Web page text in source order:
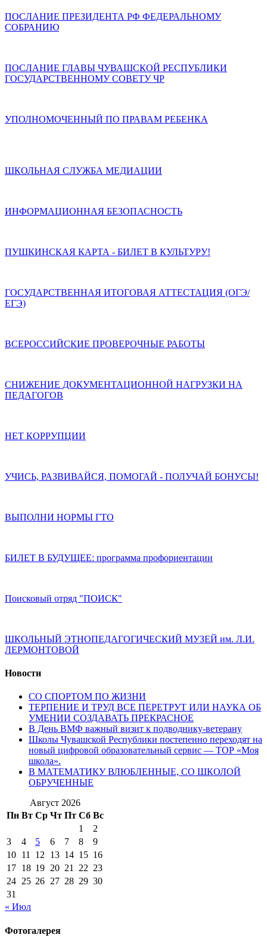
ПОСЛАНИЕ ПРЕЗИДЕНТА РФ ФЕДЕРАЛЬНОМУ
СОБРАНИЮ
ПОСЛАНИЕ ГЛАВЫ ЧУВАШСКОЙ РЕСПУБЛИКИ
ГОСУДАРСТВЕННОМУ СОВЕТУ ЧР
УПОЛНОМОЧЕННЫЙ ПО ПРАВАМ РЕБЕНКА
ШКОЛЬНАЯ СЛУЖБА МЕДИАЦИИ
ИНФОРМАЦИОННАЯ БЕЗОПАСНОСТЬ
ПУШКИНСКАЯ КАРТА - БИЛЕТ В КУЛЬТУРУ!
ГОСУДАРСТВЕННАЯ ИТОГОВАЯ АТТЕСТАЦИЯ (ОГЭ/
ЕГЭ)
ВСЕРОССИЙСКИЕ ПРОВЕРОЧНЫЕ РАБОТЫ
СНИЖЕНИЕ ДОКУМЕНТАЦИОННОЙ НАГРУЗКИ НА
ПЕДАГОГОВ
НЕТ КОРРУПЦИИ
УЧИСЬ, РАЗВИВАЙСЯ, ПОМОГАЙ - ПОЛУЧАЙ БОНУСЫ!
ВЫПОЛНИ НОРМЫ ГТО
БИЛЕТ В БУДУЩЕЕ: программа профориентации
Поисковый отряд "ПОИСК"
ШКОЛЬНЫЙ ЭТНОПЕДАГОГИЧЕСКИЙ МУЗЕЙ им. Л.И.
ЛЕРМОНТОВОЙ
Новости
СО СПОРТОМ ПО ЖИЗНИ
ТЕРПЕНИЕ И ТРУД ВСЕ ПЕРЕТРУТ ИЛИ НАУКА ОБ
УМЕНИИ СОЗДАВАТЬ ПРЕКРАСНОЕ
В День ВМФ важный визит к подводнику-ветерану
Школы Чувашской Республики постепенно переходят на
новый цифровой образовательный сервис — ТОР «Моя
школа».
В МАТЕМАТИКУ ВЛЮБЛЕННЫЕ, СО ШКОЛОЙ
ОБРУЧЕННЫЕ
Август 2026
Пн Вт Ср Чт Пт Сб Вс
1
2
3
4 5 6 7 8
9
10 11 12 13 14 15 16
17 18 19 20 21 22 23
24 25 26 27 28 29 30
31
« Июл
Фотогалерея